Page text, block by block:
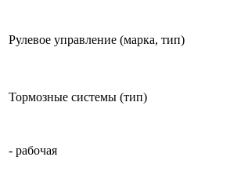
Рулевое управление (марка, тип)
Тормозные системы (тип)
- рабочая